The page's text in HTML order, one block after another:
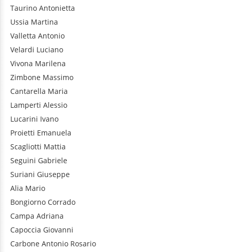
Taurino Antonietta
Ussia Martina
Valletta Antonio
Velardi Luciano
Vivona Marilena
Zimbone Massimo
Cantarella Maria
Lamperti Alessio
Lucarini Ivano
Proietti Emanuela
Scagliotti Mattia
Seguini Gabriele
Suriani Giuseppe
Alia Mario
Bongiorno Corrado
Campa Adriana
Capoccia Giovanni
Carbone Antonio Rosario